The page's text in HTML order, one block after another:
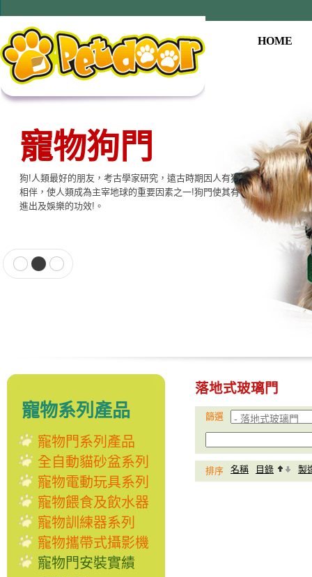
HOME
寵物狗門
狗!人類最好的朋友，考古學家研究，遠古時期因人有狗
相伴，使人類成為主宰地球的重要因素之一!狗門使其有
進出及娛樂的功效!。
寵物系列產品
寵物門系列產品
全自動貓砂盆系列
寵物電動玩具系列
寵物餵食及飲水器
寵物訓練器系列
寵物攜帶式攝影機
寵物門安裝實績
落地式玻璃門
篩選
排序 名稱 目錄 製